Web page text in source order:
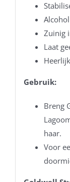
Zuinig
Laat
Gebruik:
Breng
haar.
Voor